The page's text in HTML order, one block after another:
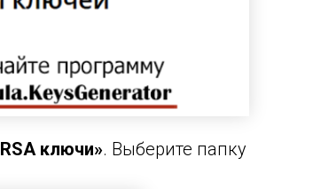
RSAключи». Выберите папку